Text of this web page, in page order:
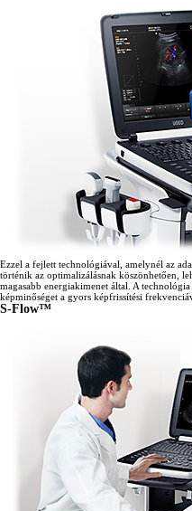
Ezzel a fejlett technológiával, amelynél az
történik az optimalizálásnak köszönhetően,
magasabb energiakimenet által. A
képminőséget a gyors képfrissítési
S-Flow™